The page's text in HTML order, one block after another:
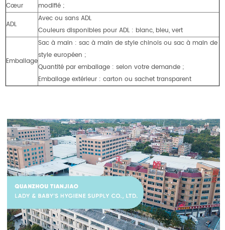
Cœur
modifié ;
ADL
Avec ou sans ADL
Couleurs disponibles pour ADL : blanc, bleu, vert
Emballage
Sac à main : sac à main de style chinois ou sac à main de
style européen ;
Quantité par emballage : selon votre demande ;
Emballage extérieur : carton ou sachet transparent